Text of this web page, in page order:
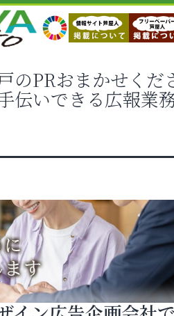
のPRおまかせくだ
伝いできる広報業